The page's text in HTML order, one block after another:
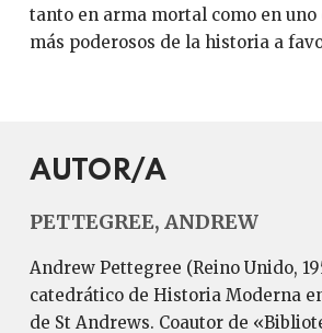
tanto en arma mortal como en uno
más poderosos de la historia a
AUTOR/A
PETTEGREE, ANDREW
Andrew Pettegree (Reino Unido,
catedrático de Historia Moderna
de St Andrews. Coautor de